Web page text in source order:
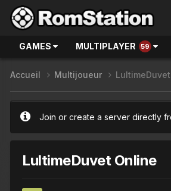
GAMES MULTIPLAYER 59
Accueil Multijoueur
Join or create a server directly
LultimeDuvet Online